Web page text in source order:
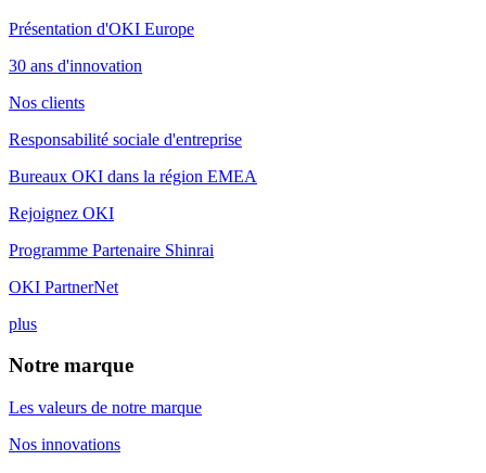
Présentation d'OKI Europe
30 ans d'innovation
Nos clients
Responsabilité sociale d'entreprise
Bureaux OKI dans la région EMEA
Rejoignez OKI
Programme Partenaire Shinrai
OKI PartnerNet
plus
Notre marque
Les valeurs de notre marque
Nos innovations